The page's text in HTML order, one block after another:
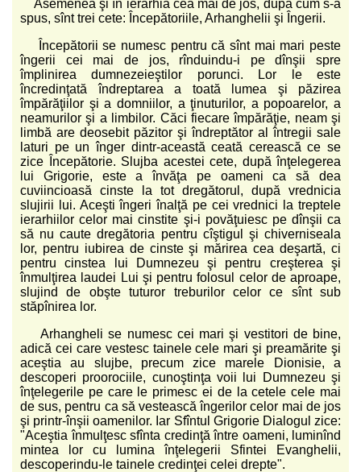
Asemenea şi în ierarhia cea mai de jos, după cum s-a
spus, sînt trei cete: Începătoriile, Arhanghelii şi Îngerii.
Începătorii se numesc pentru că sînt mai mari peste
îngerii cei mai de jos, rînduindu-i pe dînşii spre
împlinirea dumnezeieştilor porunci. Lor le este
încredinţată îndreptarea a toată lumea şi păzirea
împărăţiilor şi a domniilor, a ţinuturilor, a popoarelor, a
neamurilor şi a limbilor. Căci fiecare împărăţie, neam şi
limbă are deosebit păzitor şi îndreptător al întregii sale
laturi pe un înger dintr-această ceată cerească ce se
zice Începătorie. Slujba acestei cete, după înţelegerea
lui Grigorie, este a învăţa pe oameni ca să dea
cuviincioasă cinste la tot dregătorul, după vrednicia
slujirii lui. Aceşti îngeri înalţă pe cei vrednici la treptele
ierarhiilor celor mai cinstite şi-i povăţuiesc pe dînşii ca
să nu caute dregătoria pentru cîştigul şi chiverniseala
lor, pentru iubirea de cinste şi mărirea cea deşartă, ci
pentru cinstea lui Dumnezeu şi pentru creşterea şi
înmulţirea laudei Lui şi pentru folosul celor de aproape,
slujind de obşte tuturor treburilor celor ce sînt sub
stăpînirea lor.
Arhangheli se numesc cei mari şi vestitori de bine,
adică cei care vestesc tainele cele mari şi preamărite şi
aceştia au slujbe, precum zice marele Dionisie, a
descoperi proorociile, cunoştinţa voii lui Dumnezeu şi
înţelegerile pe care le primesc ei de la cetele cele mai
de sus, pentru ca să vestească îngerilor celor mai de jos
şi printr-înşii oamenilor. Iar Sfîntul Grigorie Dialogul zice:
"Aceştia înmulţesc sfînta credinţă între oameni, luminînd
mintea lor cu lumina înţelegerii Sfintei Evanghelii,
descoperindu-le tainele credinţei celei drepte".